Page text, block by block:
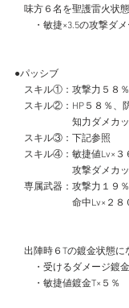
味方６名を聖護雷火状
・敏捷×3.5の攻撃ダメ
●パッシブ
スキル①：攻撃力５８％
スキル②：HP５８％、
知力ダメカット
スキル③：下記参照
スキル④：敏捷値Lv×３
攻撃ダメカット
専属武器：攻撃力１９
命中Lv×２８
出陣時６Tの鍍金状態に
・受けるダメージ鍍金
・敏捷値鍍金T×５％